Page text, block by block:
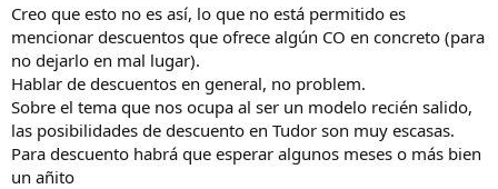
Creo que esto no es así, lo que no está permitido es
mencionar descuentos que ofrece algún CO en concreto (para
no dejarlo en mal lugar).
Hablar de descuentos en general, no problem.
Sobre el tema que nos ocupa al ser un modelo recién salido,
las posibilidades de descuento en Tudor son muy escasas.
Para descuento habrá que esperar algunos meses o más bien
un añito